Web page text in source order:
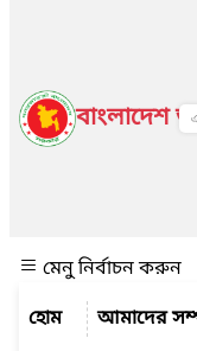
বাংলাদেশ
মেনু নির্বাচন করুন
আমাদের